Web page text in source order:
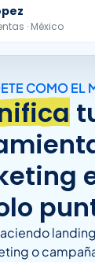
· México
COMO EL
o